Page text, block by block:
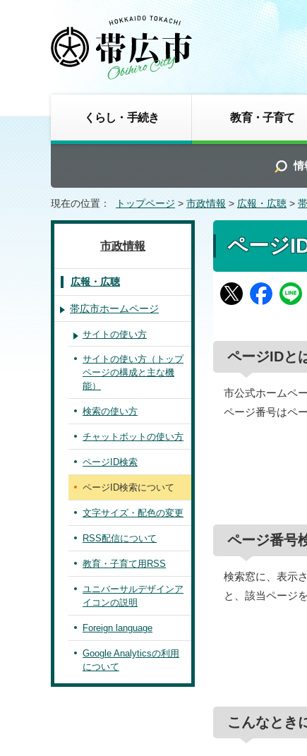
くらし・手続き 教育・子育て
情
現在の位置： トップページ > 市政情報 > 広報・広聴 >
ページ
ページIDと
市公式ホームペ
ページ番号はペ
ページ番号
検索窓に、表示
と、該当ページ
こんなとき
市政情報
広報・広聴
帯広市ホームページ
サイトの使い方
サイトの使い方（トップ
ページの構成と主な機
能）
検索の使い方
チャットボットの使い方
ページID検索
ページID検索について
文字サイズ・配色の変更
RSS配信について
教育・子育て用RSS
ユニバーサルデザインア
イコンの説明
Foreign language
Google Analyticsの利用
について